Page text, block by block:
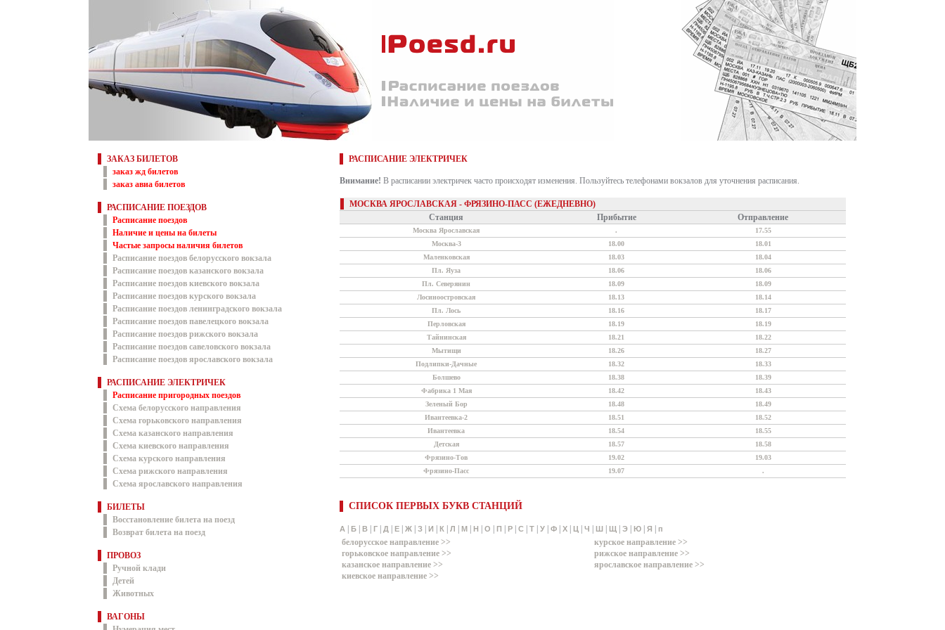
ЗАКАЗ БИЛЕТОВ
заказ жд билетов
заказ авиа билетов
РАСПИСАНИЕ ПОЕЗДОВ
Расписание поездов
Наличие и цены на билеты
Частые запросы наличия билетов
Расписание поездов белорусского вокзала
Расписание поездов казанского вокзала
Расписание поездов киевского вокзала
Расписание поездов курского вокзала
Расписание поездов ленинградского вокзала
Расписание поездов павелецкого вокзала
Расписание поездов рижского вокзала
Расписание поездов савеловского вокзала
Расписание поездов ярославского вокзала
РАСПИСАНИЕ ЭЛЕКТРИЧЕК
Расписание пригородных поездов
Схема белорусского направления
Схема горьковского направления
Схема казанского направления
Схема киевского направления
Схема курского направления
Схема рижского направления
Схема ярославского направления
БИЛЕТЫ
Восстановление билета на поезд
Возврат билета на поезд
ПРОВОЗ
Ручной клади
Детей
Животных
ВАГОНЫ
РАСПИСАНИЕ ЭЛЕКТРИЧЕК
Внимание! В расписании электричек часто происходят изменения. Пользуйтесь телефонами вокзалов для уточнения расписания.
МОСКВА ЯРОСЛАВСКАЯ - ФРЯЗИНО-ПАСС (ЕЖЕДНЕВНО)
Станция
Прибытие Отправление
Москва Ярославская .
17.55
Москва-3
18.00
18.01
Маленковская
18.03
18.04
Пл. Яуза
18.06
18.06
Пл. Северянин
18.09
18.09
Лосиноостровская
18.13
18.14
Пл. Лось
18.16
18.17
Перловская
18.19
18.19
Тайнинская
18.21
18.22
Мытищи
18.26
18.27
Подлипки-Дачные
18.32
18.33
Болшево
18.38
18.39
Фабрика 1 Мая
18.42
18.43
Зеленый Бор
18.48
18.49
Ивантеевка-2
18.51
18.52
Ивантеевка
18.54
18.55
Детская
18.57
18.58
Фрязино-Тов
19.02
19.03
Фрязино-Пасс
19.07 .
СПИСОК ПЕРВЫХ БУКВ СТАНЦИЙ
А Б В Г Д Е Ж З И К Л М Н О П Р С Т У Ф Х Ц Ч Ш Щ Э Ю Я п
белорусское направление >>
горьковское направление >>
казанское направление >>
киевское направление >>
курское направление >>
рижское направление >>
ярославское направление >>